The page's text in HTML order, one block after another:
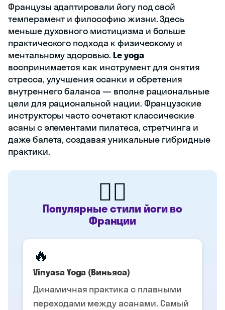
Французы адаптировали йогу под свой
темперамент и философию жизни. Здесь
меньше духовного мистицизма и больше
практического подхода к физическому и
ментальному здоровью. Le yoga
воспринимается как инструмент для снятия
стресса, улучшения осанки и обретения
внутреннего баланса — вполне рациональные
цели для рациональной нации. Французские
инструкторы часто сочетают классические
асаны с элементами пилатеса, стретчинга и
даже балета, создавая уникальные гибридные
практики.
🧘‍♀️
Популярные стили йоги во
Франции
🔥
Vinyasa Yoga (Виньяса)
Динамичная практика с плавными
переходами между асанами. Самый